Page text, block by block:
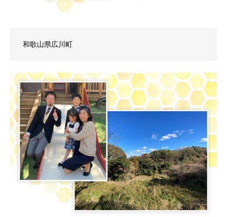
和歌山県広川町